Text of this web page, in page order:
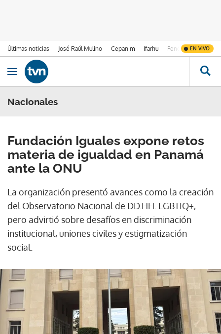
Últimas noticias José Raúl Mulino Cepanim Ifarhu Fenómeno de El
EN VIVO
Ir al contenido
Obrir navegació
Nacionales
Fundación Iguales expone retos
materia de igualdad en Panamá
ante la ONU
La organización presentó avances como la creación
del Observatorio Nacional de DD.HH. LGBTIQ+,
pero advirtió sobre desafíos en discriminación
institucional, uniones civiles y estigmatización
social.